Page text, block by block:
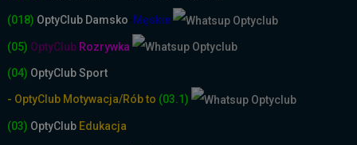
(018) OptyClub Damsko Męskie
(05) OptyClub Rozrywka
(04) OptyClub Sport
- OptyClub Motywacja/Rób to (03.1)
(03) OptyClub Edukacja